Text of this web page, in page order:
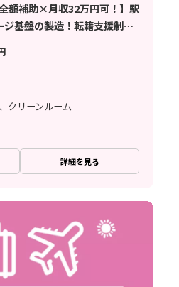
額補助×月収32万円可！】駅
基盤の製造！転籍支援制度
クリーンルーム
詳細を見る